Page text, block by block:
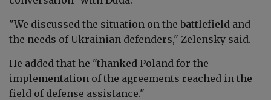
"We discussed the situation on the battlefield and
the needs of Ukrainian defenders," Zelensky said.
He added that he "thanked Poland for the
implementation of the agreements reached in the
field of defense assistance."